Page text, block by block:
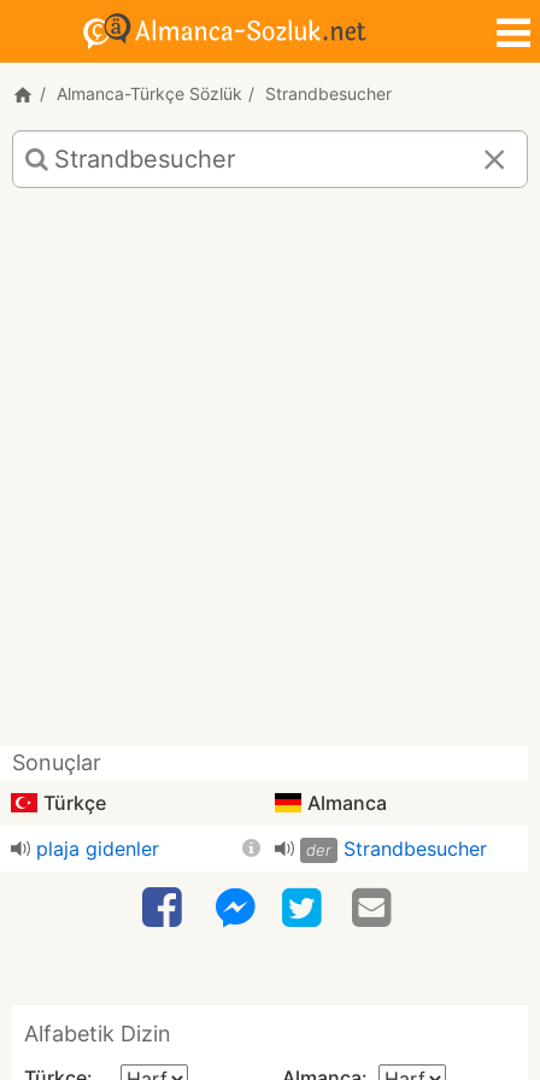
Almanca-Türkçe Sözlük Strandbesucher
Strandbesucher
için
Almanca-
Sonuçlar
Türkçe
Almanca
plaja gidenler
der Strandbesucher
Alfabetik Dizin